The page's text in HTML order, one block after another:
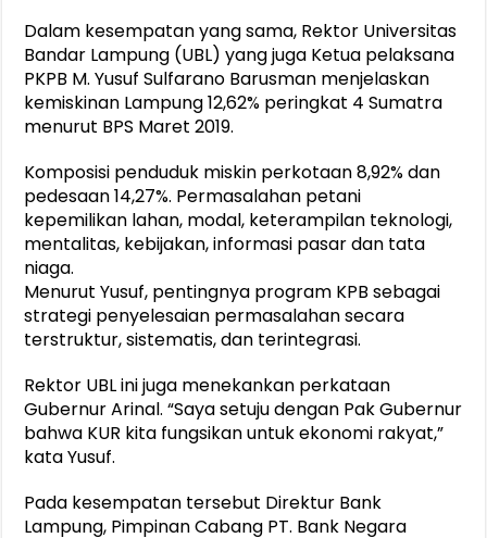
Dalam kesempatan yang sama, Rektor Universitas
Bandar Lampung (UBL) yang juga Ketua pelaksana
PKPB M. Yusuf Sulfarano Barusman menjelaskan
kemiskinan Lampung 12,62% peringkat 4 Sumatra
menurut BPS Maret 2019.
Komposisi penduduk miskin perkotaan 8,92% dan
pedesaan 14,27%. Permasalahan petani
kepemilikan lahan, modal, keterampilan teknologi,
mentalitas, kebijakan, informasi pasar dan tata
niaga.
Menurut Yusuf, pentingnya program KPB sebagai
strategi penyelesaian permasalahan secara
terstruktur, sistematis, dan terintegrasi.
Rektor UBL ini juga menekankan perkataan
Gubernur Arinal. “Saya setuju dengan Pak Gubernur
bahwa KUR kita fungsikan untuk ekonomi rakyat,”
kata Yusuf.
Pada kesempatan tersebut Direktur Bank
Lampung, Pimpinan Cabang PT. Bank Negara